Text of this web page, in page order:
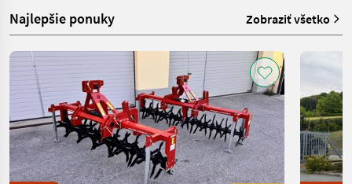
Najlepšie ponuky Zobraziť všetko